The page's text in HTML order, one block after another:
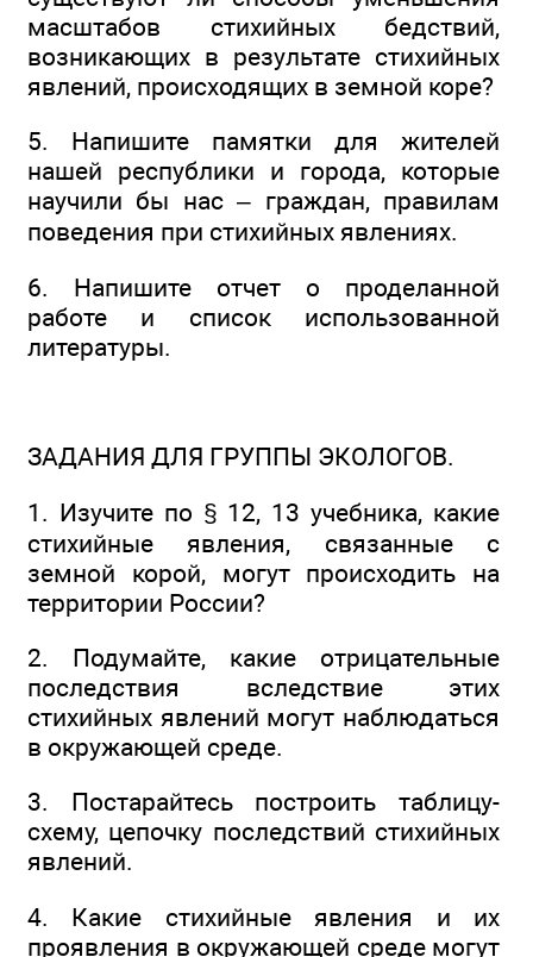
масштабов стихийных бедствий,
возникающих в результате стихийных
явлений, происходящих в земной коре?
5. Напишите памятки для жителей
нашей республики и города, которые
научили бы нас – граждан, правилам
поведения при стихийных явлениях.
6. Напишите отчет о проделанной
работе и список использованной
литературы.
ЗАДАНИЯ ДЛЯ ГРУППЫ ЭКОЛОГОВ.
1. Изучите по § 12, 13 учебника, какие
стихийные явления, связанные с
земной корой, могут происходить на
территории России?
2. Подумайте, какие отрицательные
последствия вследствие этих
стихийных явлений могут наблюдаться
в окружающей среде.
3. Постарайтесь построить таблицу-
схему, цепочку последствий стихийных
явлений.
4. Какие стихийные явления и их
проявления в окружающей среде могут